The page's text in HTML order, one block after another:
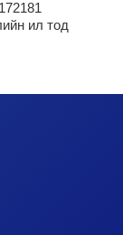
ил тод